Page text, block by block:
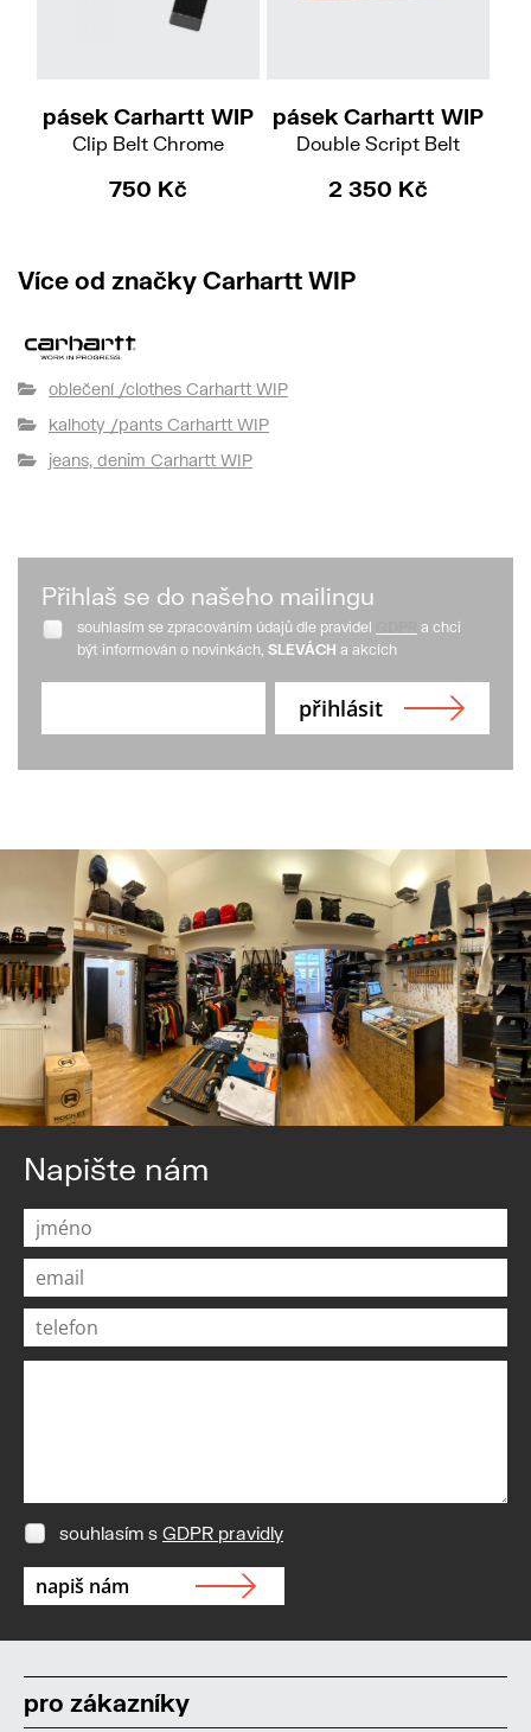
pásek Carhartt WIP
Clip Belt Chrome
750 Kč
pásek Carhartt WIP
Double Script Belt
2 350 Kč
Více od značky Carhartt WIP
oblečení /clothes Carhartt WIP
kalhoty /pants Carhartt WIP
jeans, denim Carhartt WIP
Přihlaš se do našeho mailingu
souhlasím se zpracováním údajů dle pravidel
a chci
být informován o novinkách, SLEVÁCH a akcích
Napište nám
souhlasím s GDPR pravidly
pro zákazníky